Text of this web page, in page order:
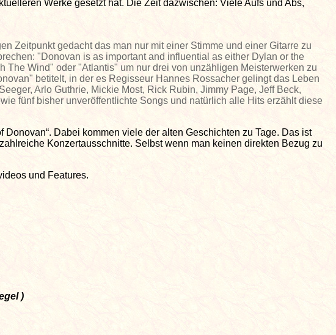
Werke gesetzt hat. Die Zeit dazwischen: Viele Aufs und Abs,
Zeitpunkt gedacht das man nur mit einer Stimme und einer Gitarre zu
"Donovan is as important and influential as either Dylan or the
Wind" oder "Atlantis" um nur drei von unzähligen Meisterwerken zu
betitelt, in der es Regisseur Hannes Rossacher gelingt das Leben
Arlo Guthrie, Mickie Most, Rick Rubin, Jimmy Page, Jeff Beck,
fünf bisher unveröffentlichte Songs und natürlich alle Hits erzählt diese
Dabei kommen viele der alten Geschichten zu Tage. Das ist
Konzertausschnitte. Selbst wenn man keinen direkten Bezug zu
und Features.
)